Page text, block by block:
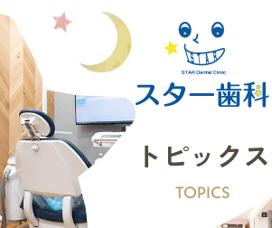
トピックス
TOPICS